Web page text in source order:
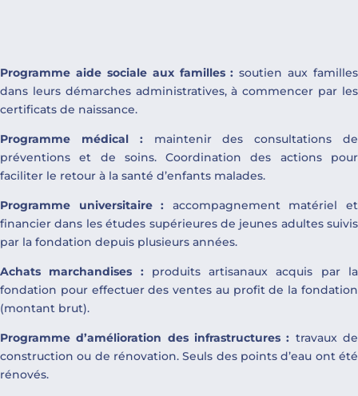
Programme aide sociale aux familles : soutien aux familles
dans leurs démarches administratives, à commencer par les
certificats de naissance.
Programme médical : maintenir des consultations de
préventions et de soins. Coordination des actions pour
faciliter le retour à la santé d’enfants malades.
Programme universitaire : accompagnement matériel et
financier dans les études supérieures de jeunes adultes suivis
par la fondation depuis plusieurs années.
Achats marchandises : produits artisanaux acquis par la
fondation pour effectuer des ventes au profit de la fondation
(montant brut).
Programme d’amélioration des infrastructures : travaux de
construction ou de rénovation. Seuls des points d’eau ont été
rénovés.